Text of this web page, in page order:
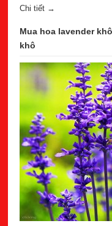
Chi tiết →
Mua hoa lavender
khô